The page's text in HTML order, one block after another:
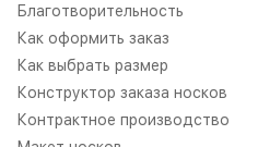
Благотворительность
Как оформить заказ
Как выбрать размер
Конструктор заказа носков
Контрактное производство